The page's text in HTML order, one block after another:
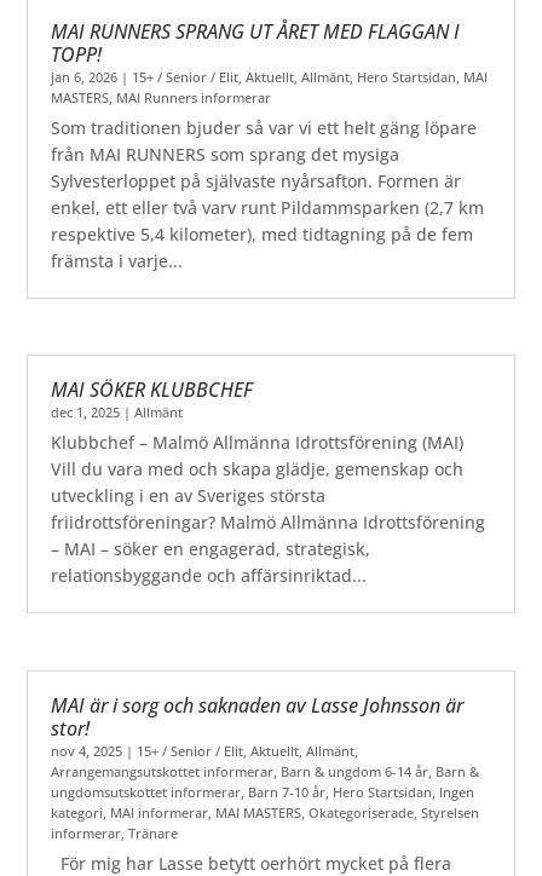
MAI RUNNERS SPRANG UT ÅRET MED FLAGGAN I
TOPP!
jan 6, 2026 | 15+ / Senior / Elit ,Aktuellt ,Allmänt Hero Startsidan MAI
MASTERS MAI Runners informerar
Som traditionen bjuder så var vi ett helt gäng löpare
från MAI RUNNERS som sprang det mysiga
Sylvesterloppet på självaste nyårsafton. Formen är
enkel, ett eller två varv runt Pildammsparken (2,7 km
respektive 5,4 kilometer), med tidtagning på de fem
främsta i varje...
MAI SÖKER KLUBBCHEF
dec 1, 2025 |Allmänt
Klubbchef – Malmö Allmänna Idrottsförening (MAI)
Vill du vara med och skapa glädje, gemenskap och
utveckling i en av Sveriges största
friidrottsföreningar? Malmö Allmänna Idrottsförening
– MAI – söker en engagerad, strategisk,
relationsbyggande och affärsinriktad...
MAI är i sorg och saknaden av Lasse Johnsson är
stor!
nov 4, 2025 | 15+ / Senior / Elit ,Aktuellt ,Allmänt
Arrangemangsutskottet informerar Barn & ungdom 6-14 år Barn &
ungdomsutskottet informerar Barn 7-10 år Hero Startsidan Ingen
kategori MAI informerar MAI MASTERS ,Okategoriserade ,Styrelsen
informerar ,Tränare
För mig har Lasse betytt oerhört mycket på flera